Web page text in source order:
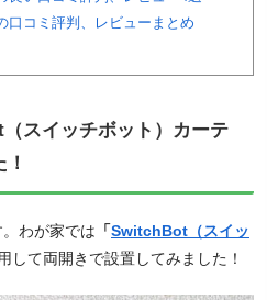
口コミ評判、レビューまとめ
スイッチボット）カーテ
わが家では 「SwitchBot（スイッ
して両開きで設置してみました！